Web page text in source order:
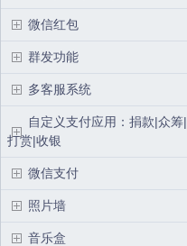
微信红包
群发功能
多客服系统
自定义支付应用：捐款|众筹|
打赏|收银
微信支付
照片墙
音乐盒